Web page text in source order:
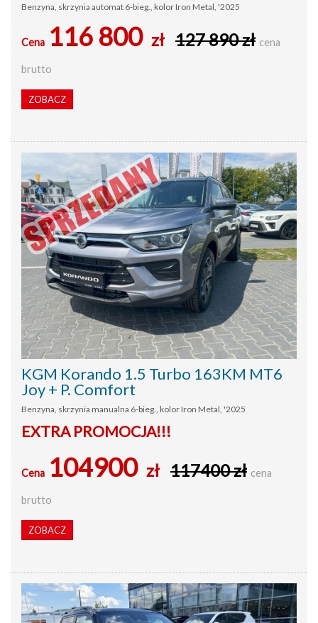
Benzyna, skrzynia automat 6-bieg., kolor Iron Metal, '2025
Cena 116 800 zł 127 890 zł cena
brutto
ZOBACZ
KGM Korando 1.5 Turbo 163KM MT6
Joy + P. Comfort
Benzyna, skrzynia manualna 6-bieg., kolor Iron Metal, '2025
EXTRA PROMOCJA!!!
Cena 104900 zł 117400 zł cena
brutto
ZOBACZ